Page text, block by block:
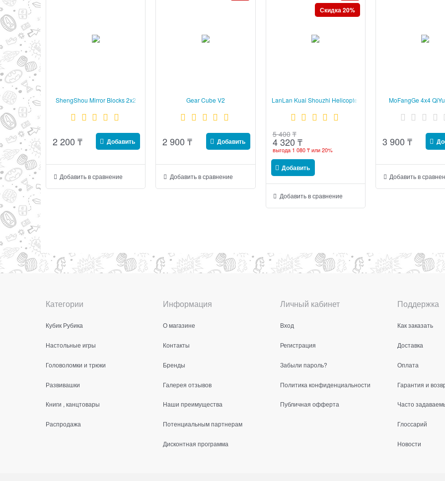
ShengShou Mirror Blocks 2x2
2 200 ₸ Добавить
Добавить в сравнение
Gear Cube V2
2 900 ₸ Добавить
Добавить в сравнение
LanLan Kuai Shouzhi Helicopter
Скидка 20%
5 400 ₸
4 320 ₸
выгода 1 080 ₸или20%
Добавить
Добавить в сравнение
MoFangGe 4x4
3 900 ₸
Добавить в
Категории
Кубик Рубика
Настольные игры
Головоломки и трюки
Развивашки
Книги , канцтовары
Распродажа
Информация
О магазине
Контакты
Бренды
Галерея отзывов
Наши преимущества
Потенциальным партнерам
Дисконтная программа
Личный кабинет
Вход
Регистрация
Забыли пароль?
Политика конфиденциальности
Публичная офферта
Поддержка
Как заказать
Доставка
Оплата
Гарантия и
Часто
Глоссарий
Новости